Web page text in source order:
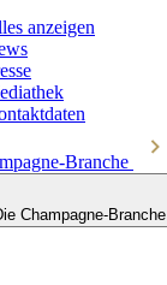
anzeigen
Branche
Champagne-Branche